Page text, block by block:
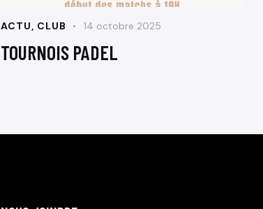
ACTU, CLUB 14 octobre 2025
TOURNOIS PADEL